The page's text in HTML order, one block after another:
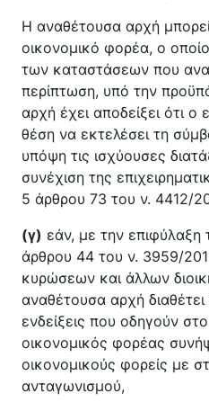
Η αναθέτουσα αρχή
οικονομικό φορέα, ο
των καταστάσεων που
περίπτωση, υπό την
αρχή έχει αποδείξει ότι
θέση να εκτελέσει τη
υπόψη τις ισχύουσες
συνέχιση της
5 άρθρου 73 του ν. 4412/
(γ) εάν, με την
άρθρου 44 του ν. 3959/
κυρώσεων και άλλων
αναθέτουσα αρχή
ενδείξεις που οδηγούν
οικονομικός φορέας
οικονομικούς φορείς με
ανταγωνισμού,